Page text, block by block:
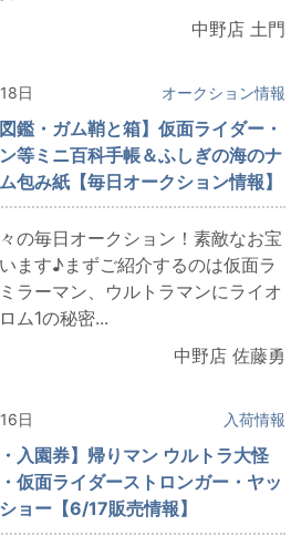
中野店 土門
日 オークション情報
図鑑・ガム鞘と箱】仮面ライダー・
等ミニ百科手帳＆ふしぎの海のナ
包み紙【毎日オークション情報】
の毎日オークション！素敵なお宝
ます♪まずご紹介するのは仮面ラ
ラーマン、ウルトラマンにライオ
ム1の秘密...
中野店 佐藤勇
日 入荷情報
・入園券】帰りマン ウルトラ大怪
仮面ライダーストロンガー・ヤッ
ョー【6/17販売情報】